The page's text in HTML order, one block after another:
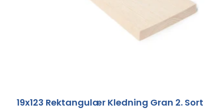
19x123 Rektangulær Kledning Gran 2. Sort